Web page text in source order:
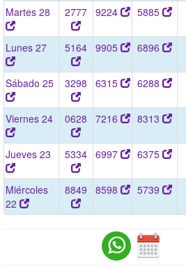
Martes 28 2777 9224 5885
Lunes 27 5164 9905 6896
Sábado 25 3298 6315 6288
Viernes 24 0628 7216 8313
Jueves 23 5334 6997 6375
Miércoles
22
8849 8598 5739